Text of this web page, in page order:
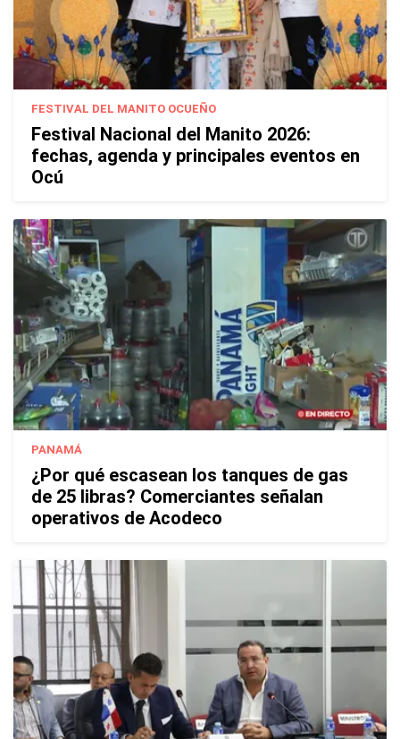
FESTIVAL DEL MANITO OCUEÑO
Festival Nacional del Manito 2026:
fechas, agenda y principales eventos en
Ocú
PANAMÁ
¿Por qué escasean los tanques de gas
de 25 libras? Comerciantes señalan
operativos de Acodeco